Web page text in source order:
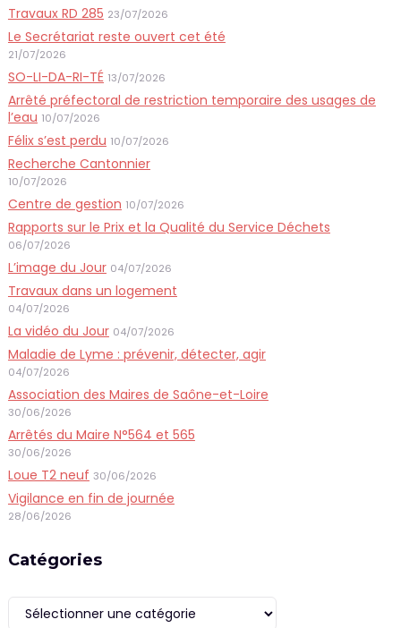
Travaux RD 285 23/07/2026
Le Secrétariat reste ouvert cet été
21/07/2026
SO-LI-DA-RI-TÉ 13/07/2026
Arrêté préfectoral de restriction temporaire des usages de
l’eau 10/07/2026
Félix s’est perdu 10/07/2026
Recherche Cantonnier
10/07/2026
Centre de gestion 10/07/2026
Rapports sur le Prix et la Qualité du Service Déchets
06/07/2026
L’image du Jour 04/07/2026
Travaux dans un logement
04/07/2026
La vidéo du Jour 04/07/2026
Maladie de Lyme : prévenir, détecter, agir
04/07/2026
Association des Maires de Saône-et-Loire
30/06/2026
Arrêtés du Maire N°564 et 565
30/06/2026
Loue T2 neuf 30/06/2026
Vigilance en fin de journée
28/06/2026
Catégories
Catégories